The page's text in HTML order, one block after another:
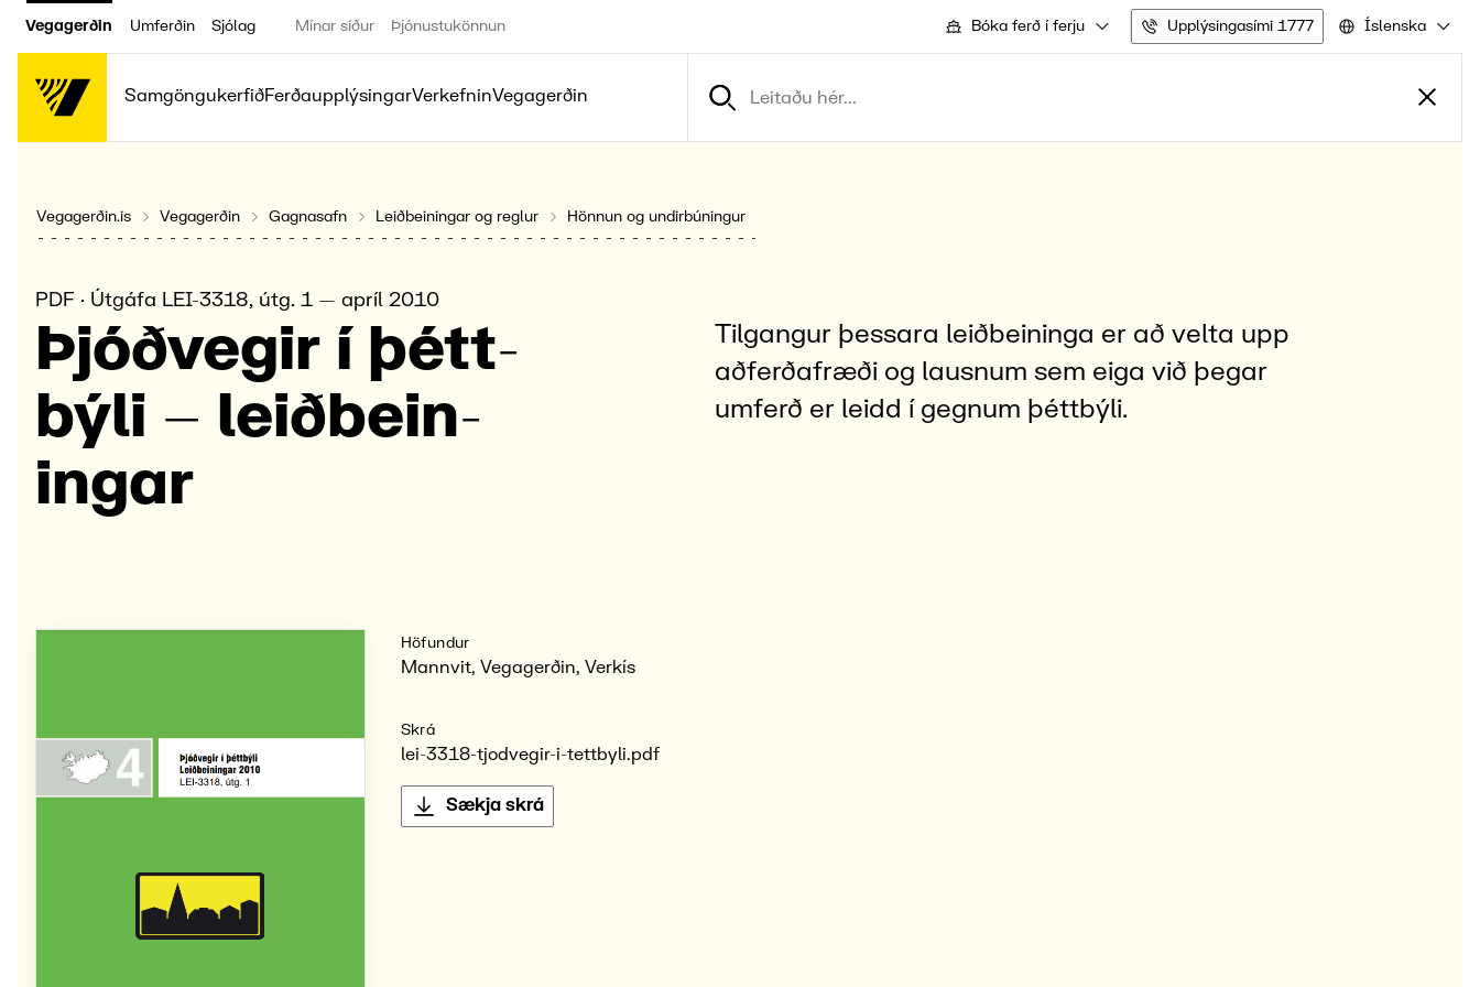
Vegagerðin Umferðin Sjólag Mínar síður Þjónustukönnun Bóka ferð í ferju Upplýsingasími 1777 Íslenska
SamgöngukerfiðFerðaupplýsingarVerkefninVegagerðin
Vegagerðin.is Vegagerðin Gagnasafn Leiðbeiningar og reglur Hönnun og undirbúningur
PDF · Útgáfa LEI-3318, útg. 1 — apríl 2010
Þjóð­vegir í þétt­
býli – leið­bein­
ingar
Tilgangur þessara leiðbeininga er að velta upp
aðferðafræði og lausnum sem eiga við þegar
umferð er leidd í gegnum þéttbýli.
Höfundur
Mannvit, Vegagerðin, Verkís
Skrá
lei-3318-tjodvegir-i-tettbyli.pdf
Sækja skrá